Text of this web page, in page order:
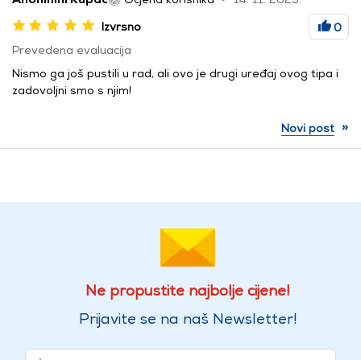
Izvrsno
0
Prevedena evaluacija
Nismo ga još pustili u rad, ali ovo je drugi uređaj ovog tipa i
zadovoljni smo s njim!
Novi post »
Ne propustite najbolje cijene!
Prijavite se na naš Newsletter!